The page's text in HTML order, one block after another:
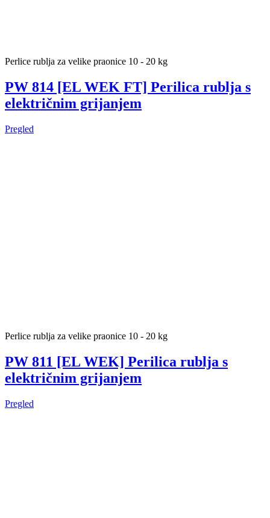
Perlice rublja za velike praonice 10 - 20 kg
PW 814 [EL WEK FT] Perilica rublja s
električnim grijanjem
Pregled
Perlice rublja za velike praonice 10 - 20 kg
PW 811 [EL WEK] Perilica rublja s
električnim grijanjem
Pregled